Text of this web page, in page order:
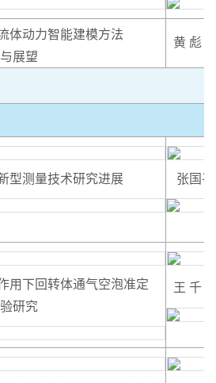
体动力智能建模方法
展望
黄 彪
型测量技术研究进展 张国平
用下回转体通气空泡准定
研究
王 千